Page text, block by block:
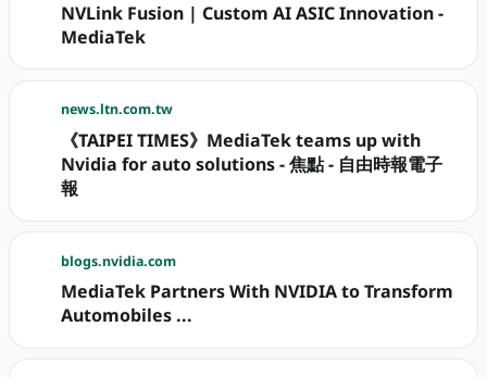
NVLink Fusion | Custom AI ASIC Innovation -
MediaTek
news.ltn.com.tw
《TAIPEI TIMES》MediaTek teams up with
Nvidia for auto solutions - 焦點 - 自由時報電子
報
blogs.nvidia.com
MediaTek Partners With NVIDIA to Transform
Automobiles ...